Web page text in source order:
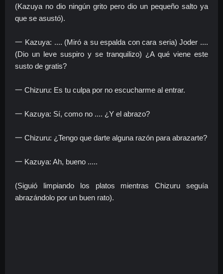
(Kazuya no dio ningún grito pero dio un pequeño salto ya
que se asustó).
一 Kazuya: .... (Miró a su espalda con cara seria) Joder ....
(Dio un leve suspiro y se tranquilizo) ¿A qué viene este
susto de gratis?
一 Chizuru: Es tu culpa por no escucharme al entrar.
一 Kazuya: Sí, como no .... ¿Y el abrazo?
一 Chizuru: ¿Tengo que darte alguna razón para abrazarte?
一 Kazuya: Ah, bueno .....
(Siguió limpiando los platos mientras Chizuru seguía
abrazándolo por un buen rato).